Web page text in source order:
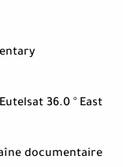
36.0 ° East :
documentaire